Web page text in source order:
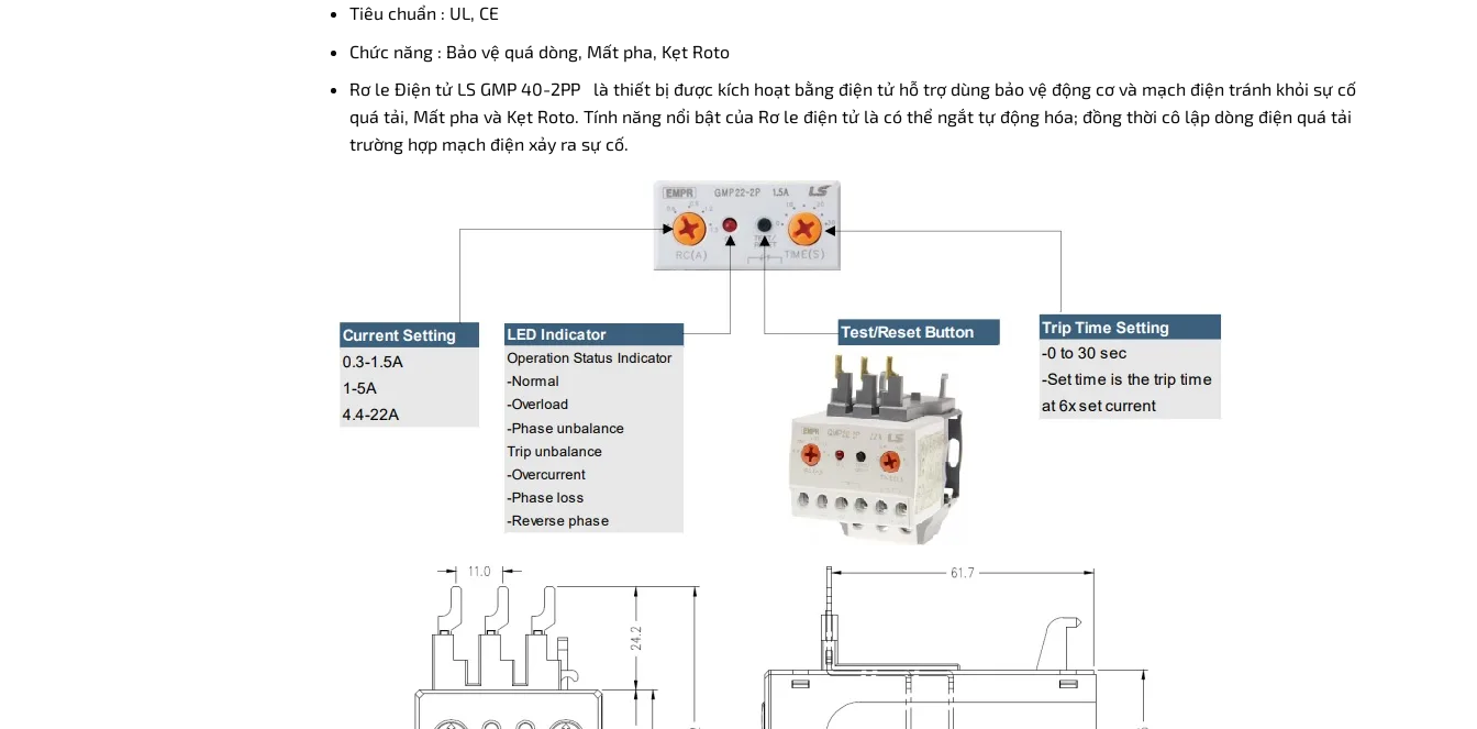
Tiêu chuẩn : UL, CE
Chức năng : Bảo vệ quá dòng, Mất pha, Kẹt Roto
Rơ le Điện tử LS GMP 40-2PP là thiết bị được kích hoạt bằng điện tử hỗ trợ dùng bảo vệ động cơ và mạch điện tránh khỏi sự cố
quá tải, Mất pha và Kẹt Roto. Tính năng nổi bật của Rơ le điện tử là có thể ngắt tự động hóa; đồng thời cô lập dòng điện quá tải
trường hợp mạch điện xảy ra sự cố.